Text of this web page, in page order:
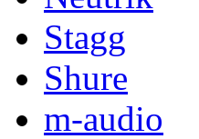
Stagg
Shure
m-audio